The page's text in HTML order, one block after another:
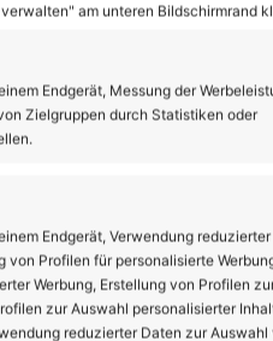
am unteren Bildschirmrand
Endgerät, Messung der
Zielgruppen durch Statistiken oder
Endgerät, Verwendung reduzierter
von Profilen für personalisierte
Werbung, Erstellung von Profilen
zur Auswahl personalisierter
reduzierter Daten zur Auswahl